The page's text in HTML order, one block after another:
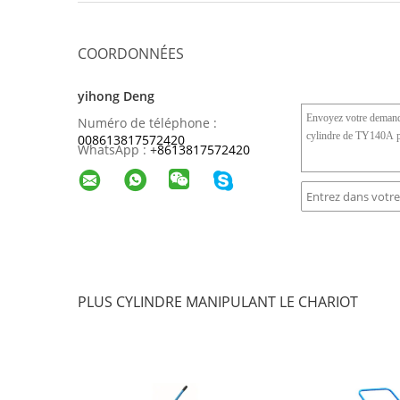
COORDONNÉES
yihong Deng
Numéro de téléphone :
008613817572420
WhatsApp :+8613817572420
PLUS CYLINDRE MANIPULANT LE CHARIOT